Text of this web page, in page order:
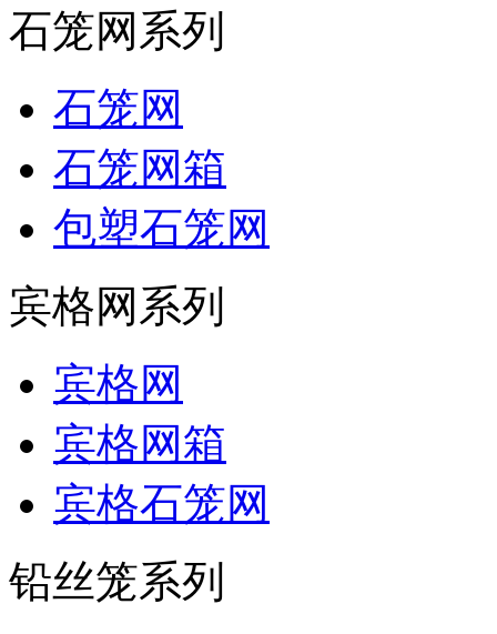
石笼网系列
石笼网
石笼网箱
包塑石笼网
宾格网系列
宾格网
宾格网箱
宾格石笼网
铅丝笼系列